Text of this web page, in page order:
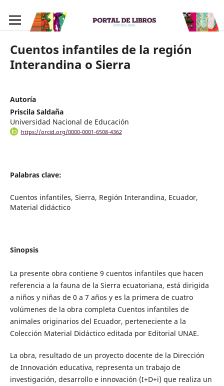
Cuentos infantiles de la región
Interandina o Sierra
Autoría
Priscila Saldaña
Universidad Nacional de Educación
https://orcid.org/0000-0001-6508-4362
Palabras clave:
Cuentos infantiles, Sierra, Región Interandina, Ecuador,
Material didáctico
Sinopsis
La presente obra contiene 9 cuentos infantiles que hacen
referencia a la fauna de la Sierra ecuatoriana, está dirigida
a niños y niñas de 0 a 7 años y es la primera de cuatro
volúmenes de la obra completa Cuentos infantiles de
animales originarios del Ecuador, perteneciente a la
Colección Material Didáctico editada por Editorial UNAE.
La obra, resultado de un proyecto docente de la Dirección
de Innovación educativa, representa un trabajo de
investigación, desarrollo e innovación (I+D+i) que realiza un